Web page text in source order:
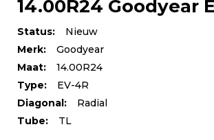
14.00R24 Goodyear
Status:
Nieuw
Merk:
Goodyear
Maat:
14.00R24
Type:
EV-4R
Diagonal:
Radial
Tube:
TL